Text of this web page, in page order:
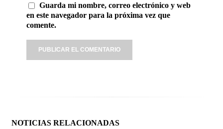
Guarda mi nombre, correo electrónico y web
en este navegador para la próxima vez que
comente.
NOTICIAS RELACIONADAS